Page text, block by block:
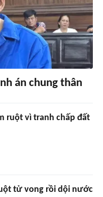
án chung thân
ruột vì tranh chấp đất
tử vong rồi dội nước